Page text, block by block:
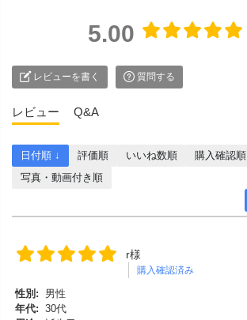
5.00
レビューを書く 質問する
レビュー Q&A
日付順 ↓ 評価順 いいね数順 購入確認順
写真・動画付き順
r様
購入確認済み
性別:
男性
年代: 30代